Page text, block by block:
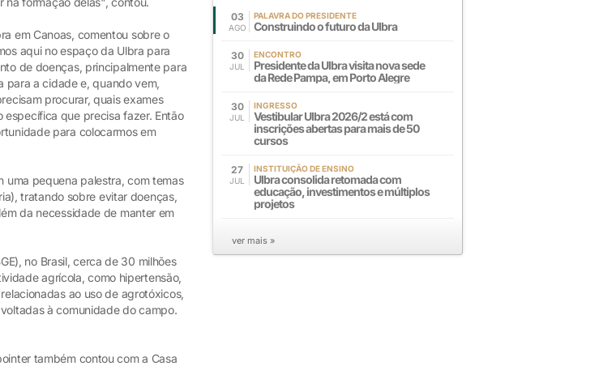
em Canoas, comentou sobre o
aqui no espaço da Ulbra para
de doenças, principalmente para
para a cidade e, quando vem,
procurar, quais exames
que precisa fazer. Então
para colocarmos em
uma pequena palestra, com temas
tratando sobre evitar doenças,
da necessidade de manter em
no Brasil, cerca de 30 milhões
agrícola, como hipertensão,
ao uso de agrotóxicos,
à comunidade do campo.
também contou com a Casa
03
AGO
PALAVRA DO PRESIDENTE
Construindo o futuro da Ulbra
30
JUL
ENCONTRO
Presidente da Ulbra visita nova sede
da Rede Pampa, em Porto Alegre
30
JUL
INGRESSO
Vestibular Ulbra 2026/2 está com
inscrições abertas para mais de 50
cursos
27
JUL
INSTITUIÇÃO DE ENSINO
Ulbra consolida retomada com
educação, investimentos e múltiplos
projetos
ver mais »